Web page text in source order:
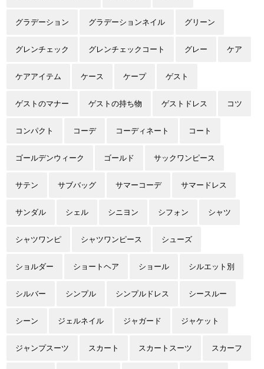
グラデーション グラデーションネイル グリーン
グレンチェック グレンチェックコート グレー ケア
ケアアイテム ケース ケープ ゲスト
ゲストのマナー ゲストの持ち物 ゲストドレス コツ
コンパクト コーデ コーディネート コート
ゴールデンウィーク ゴールド サックワンピース
サテン サブバッグ サマーコーデ サマードレス
サンダル シェル シニヨン シフォン シャツ
シャツワンピ シャツワンピース シューズ
ショルダー ショートヘア ショール シルエット別
シルバー シンプル シンプルドレス シースルー
シーン ジェルネイル ジャガード ジャケット
ジャンプスーツ スカート スカートスーツ スカーフ